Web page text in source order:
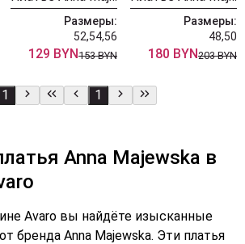
Размеры:
52,54,56
129 BYN153 BYN
Размеры:
48,50
180 BYN203 BYN
1 1
Anna Majewska в
Avaro вы найдёте изысканные
бренда Anna Majewska. Эти платья